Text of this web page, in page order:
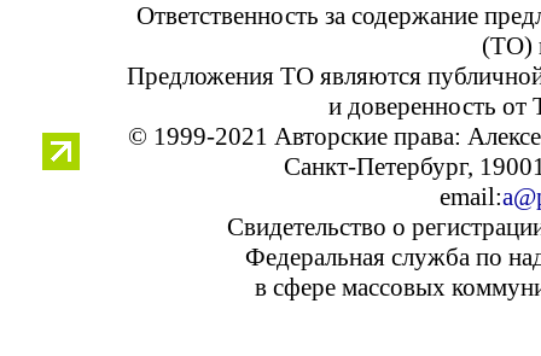
Ответственность за содержание
(ТО)
Предложения ТО являются
и доверенность от
© 1999-2021 Авторские права:
Санкт-Петербург,
email:
Свидетельство о
Федеральная служба по
в сфере массовых